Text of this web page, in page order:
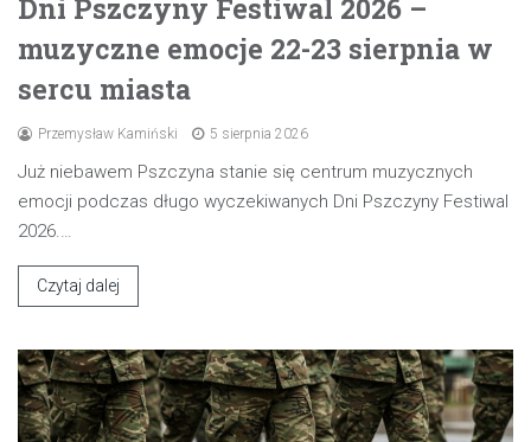
Dni Pszczyny Festiwal 2026 –
muzyczne emocje 22-23 sierpnia w
sercu miasta
Przemysław Kamiński 5 sierpnia 2026
Już niebawem Pszczyna stanie się centrum muzycznych
emocji podczas długo wyczekiwanych Dni Pszczyny Festiwal
2026.…
Czytaj dalej